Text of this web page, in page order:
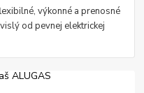
výkonné a prenosné
od pevnej elektrickej